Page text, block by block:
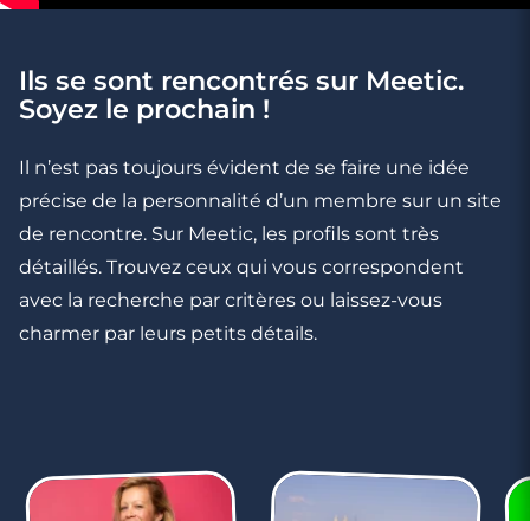
Rencontre à Dourdan
Ils se sont rencontrés sur Meetic.
Soyez le prochain !
Il n’est pas toujours évident de se faire une idée
précise de la personnalité d’un membre sur un site
de rencontre. Sur Meetic, les profils sont très
détaillés. Trouvez ceux qui vous correspondent
avec la recherche par critères ou laissez-vous
charmer par leurs petits détails.